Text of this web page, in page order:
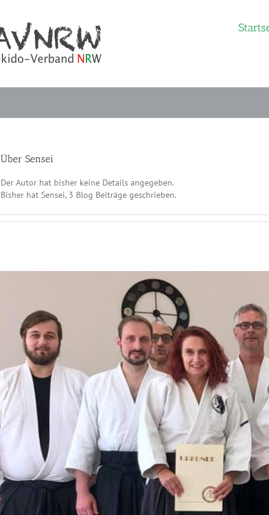
Über Sensei
Der Autor hat bisher keine Details angegeben.
Bisher hat Sensei, 3 Blog Beiträge geschrieben.